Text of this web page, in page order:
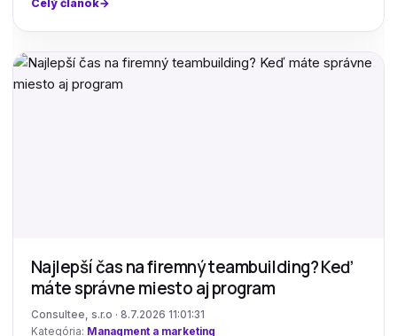
Celý článok
Najlepší čas na firemný teambuilding? Keď
máte správne miesto aj program
Consultee, s.r.o · 8.7.2026 11:01:31
Kategória: Managment a marketing